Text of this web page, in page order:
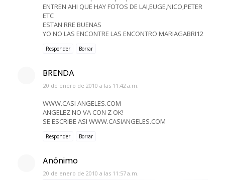
ENTREN AHI QUE HAY FOTOS DE LAI,EUGE,NICO,PETER
ETC
ESTAN RRE BUENAS
YO NO LAS ENCONTRE LAS ENCONTRO MARIAGABRI12
Responder Borrar
BRENDA
20 de enero de 2010 a las 11:42 a.m.
WWW.CASI ANGELES.COM
ANGELEZ NO VA CON Z OK!
SE ESCRIBE ASI WWW.CASIANGELES.COM
Responder Borrar
Anónimo
20 de enero de 2010 a las 11:57 a.m.